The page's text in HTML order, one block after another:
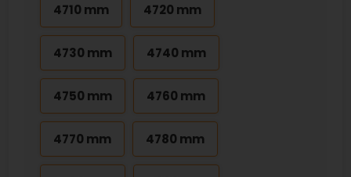
4710 mm 4720 mm
4730 mm 4740 mm
4750 mm 4760 mm
4770 mm 4780 mm